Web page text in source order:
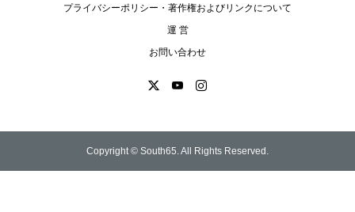
プライバシーポリシー・著作権およびリンクについて
運 営
お問い合わせ
Copyright © South65. All Rights Reserved.